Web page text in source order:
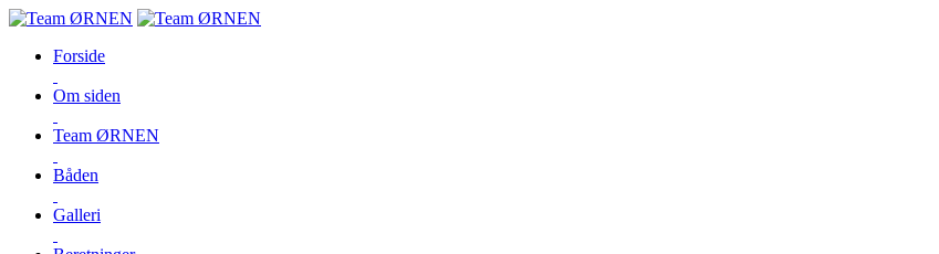
Forside
Om siden
Team ØRNEN
Båden
Galleri